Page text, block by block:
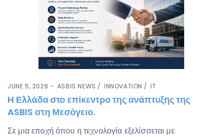
JUNE 5, 2026 ASBIS NEWS INNOVATION IT
Η Ελλάδα στο επίκεντρο της ανάπτυξης της
ASBIS στη Μεσόγειο.
Σε μια εποχή όπου η τεχνολογία εξελίσσεται με